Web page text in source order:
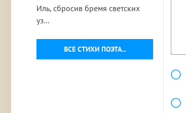
ВСЕ СТИХИ ПОЭТА...
Иль, сбросив бремя светских
уз...